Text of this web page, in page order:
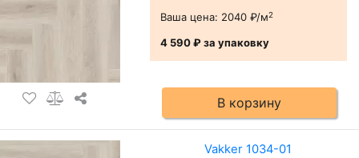
Ваша цена: 2040 ₽/м2
4 590 ₽за упаковку
В корзину
Vakker 1034-01